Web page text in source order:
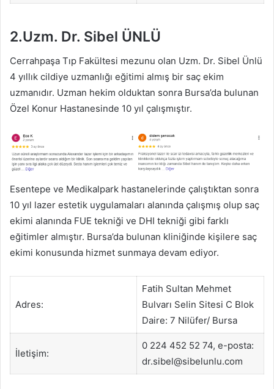
2.Uzm. Dr. Sibel ÜNLÜ
Cerrahpaşa Tıp Fakültesi mezunu olan Uzm. Dr. Sibel Ünlü
4 yıllık cildiye uzmanlığı eğitimi almış bir saç ekim
uzmanıdır. Uzman hekim olduktan sonra Bursa’da bulunan
Özel Konur Hastanesinde 10 yıl çalışmıştır.
Esentepe ve Medikalpark hastanelerinde çalıştıktan sonra
10 yıl lazer estetik uygulamaları alanında çalışmış olup saç
ekimi alanında FUE tekniği ve DHI tekniği gibi farklı
eğitimler almıştır. Bursa’da bulunan kliniğinde kişilere saç
ekimi konusunda hizmet sunmaya devam ediyor.
Adres:
Fatih Sultan Mehmet
Bulvarı Selin Sitesi C Blok
Daire: 7 Nilüfer/ Bursa
İletişim:
0 224 452 52 74, e-posta:
dr.sibel@sibelunlu.com